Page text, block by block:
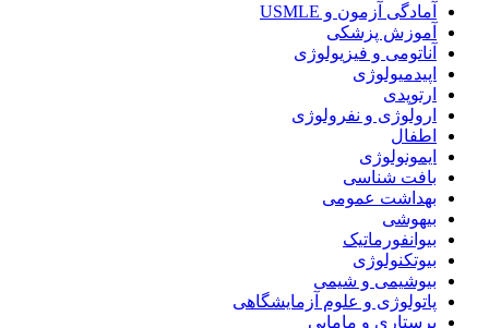
آمادگی آزمون و USMLE
آموزش پزشکی
آناتومی و فیزیولوژی
اپیدمیولوژی
ارتوپدی
ارولوژی و نفرولوژی
اطفال
ایمونولوژی
بافت شناسی
بهداشت عمومی
بیهوشی
بیوانفورماتیک
بیوتکنولوژی
بیوشیمی و شیمی
پاتولوژی و علوم آزمایشگاهی
پرستاری و مامایی